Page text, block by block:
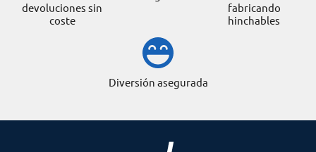
devoluciones sin
coste
fabricando
hinchables
Diversión asegurada